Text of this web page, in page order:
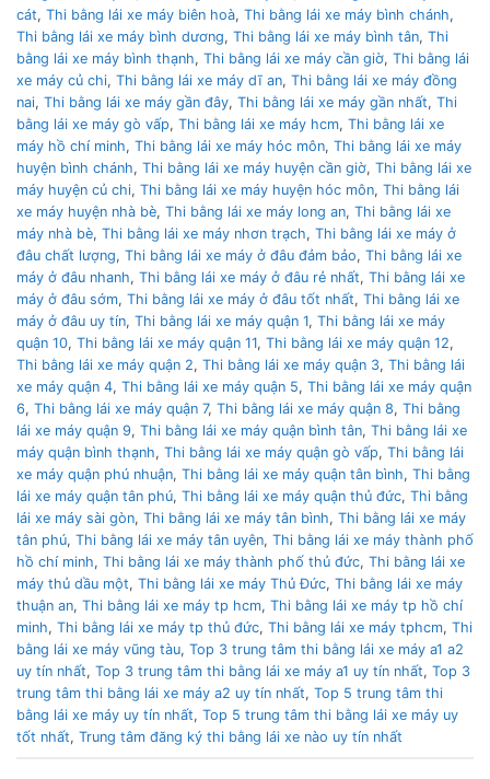
cát, Thi bằng lái xe máy biên hoà, Thi bằng lái xe máy bình chánh,
Thi bằng lái xe máy bình dương, Thi bằng lái xe máy bình tân, Thi
bằng lái xe máy bình thạnh, Thi bằng lái xe máy cần giờ, Thi bằng lái
xe máy củ chi, Thi bằng lái xe máy dĩ an, Thi bằng lái xe máy đồng
nai, Thi bằng lái xe máy gần đây, Thi bằng lái xe máy gần nhất, Thi
bằng lái xe máy gò vấp, Thi bằng lái xe máy hcm, Thi bằng lái xe
máy hồ chí minh, Thi bằng lái xe máy hóc môn, Thi bằng lái xe máy
huyện bình chánh, Thi bằng lái xe máy huyện cần giờ, Thi bằng lái xe
máy huyện củ chi, Thi bằng lái xe máy huyện hóc môn, Thi bằng lái
xe máy huyện nhà bè, Thi bằng lái xe máy long an, Thi bằng lái xe
máy nhà bè, Thi bằng lái xe máy nhơn trạch, Thi bằng lái xe máy ở
đâu chất lượng, Thi bằng lái xe máy ở đâu đảm bảo, Thi bằng lái xe
máy ở đâu nhanh, Thi bằng lái xe máy ở đâu rẻ nhất, Thi bằng lái xe
máy ở đâu sớm, Thi bằng lái xe máy ở đâu tốt nhất, Thi bằng lái xe
máy ở đâu uy tín, Thi bằng lái xe máy quận 1, Thi bằng lái xe máy
quận 10, Thi bằng lái xe máy quận 11, Thi bằng lái xe máy quận 12,
Thi bằng lái xe máy quận 2, Thi bằng lái xe máy quận 3, Thi bằng lái
xe máy quận 4, Thi bằng lái xe máy quận 5, Thi bằng lái xe máy quận
6, Thi bằng lái xe máy quận 7, Thi bằng lái xe máy quận 8, Thi bằng
lái xe máy quận 9, Thi bằng lái xe máy quận bình tân, Thi bằng lái xe
máy quận bình thạnh, Thi bằng lái xe máy quận gò vấp, Thi bằng lái
xe máy quận phú nhuận, Thi bằng lái xe máy quận tân bình, Thi bằng
lái xe máy quận tân phú, Thi bằng lái xe máy quận thủ đức, Thi bằng
lái xe máy sài gòn, Thi bằng lái xe máy tân bình, Thi bằng lái xe máy
tân phú, Thi bằng lái xe máy tân uyên, Thi bằng lái xe máy thành phố
hồ chí minh, Thi bằng lái xe máy thành phố thủ đức, Thi bằng lái xe
máy thủ dầu một, Thi bằng lái xe máy Thủ Đức, Thi bằng lái xe máy
thuận an, Thi bằng lái xe máy tp hcm, Thi bằng lái xe máy tp hồ chí
minh, Thi bằng lái xe máy tp thủ đức, Thi bằng lái xe máy tphcm, Thi
bằng lái xe máy vũng tàu, Top 3 trung tâm thi bằng lái xe máy a1 a2
uy tín nhất, Top 3 trung tâm thi bằng lái xe máy a1 uy tín nhất, Top 3
trung tâm thi bằng lái xe máy a2 uy tín nhất, Top 5 trung tâm thi
bằng lái xe máy uy tín nhất, Top 5 trung tâm thi bằng lái xe máy uy
tốt nhất, Trung tâm đăng ký thi bằng lái xe nào uy tín nhất